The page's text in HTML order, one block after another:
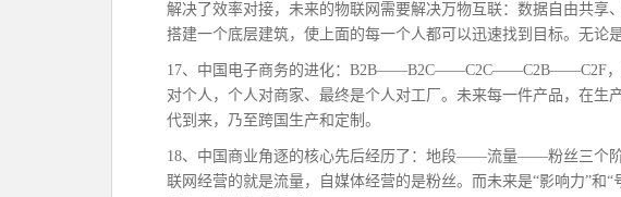
解决了效率对接，未来的物联网需要解决万物互联：数据自由共享
搭建一个底层建筑，使上面的每一个人都可以迅速找到目标。无论
17、中国电子商务的进化：B2B——B2C——C2C——C2B——C2F，
对个人，个人对商家、最终是个人对工厂。未来每一件产品，在生
代到来，乃至跨国生产和定制。
18、中国商业角逐的核心先后经历了：地段——流量——粉丝三个
联网经营的就是流量，自媒体经营的是粉丝。而未来是“影响力”和“